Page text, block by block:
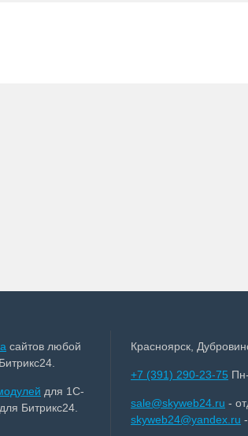
сайтов любой
Битрикс24.
для 1С-
для Битрикс24.
Красноярск,
+7 (391) 290-23-75
sale@skyweb24.ru -
skyweb24@yandex.ru